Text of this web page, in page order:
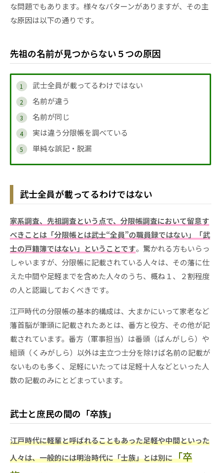
な問題でもあります。様々なパターンがありますが、その主
な原因は以下の通りです。
先祖の名前が見つからない５つの原因
武士全員が載ってるわけではない
名前が違う
名前が同じ
実は違う分限帳を調べている
単純な誤記・脱漏
武士全員が載ってるわけではない
家系調査、先祖調査という点で、分限帳調査において留意す
べきことは「分限帳とは武士“全員”の職員録ではない」「武
士の戸籍簿ではない」ということです。驚かれる方もいらっ
しゃいますが、分限帳に記載されている人々は、その藩に仕
えた中間や足軽までを含めた人々のうち、概ね１、２割程度
の人と認識しておくべきです。
江戸時代の分限帳の基本的構成は、大まかにいって家老など
藩首脳が筆頭に記載されたあとは、番方と役方、その他が記
載されています。番方（軍事担当）は番頭（ばんがしら）や
組頭（くみがしら）以外は主立つ士分を除けば名前の記載が
ないものも多く、足軽にいたっては足軽十人などといった人
数の記載のみにとどまっています。
武士と庶民の間の「卒族」
江戸時代に軽輩と呼ばれることもあった足軽や中間といった
人々は、一般的には明治時代に「士族」とは別に「卒